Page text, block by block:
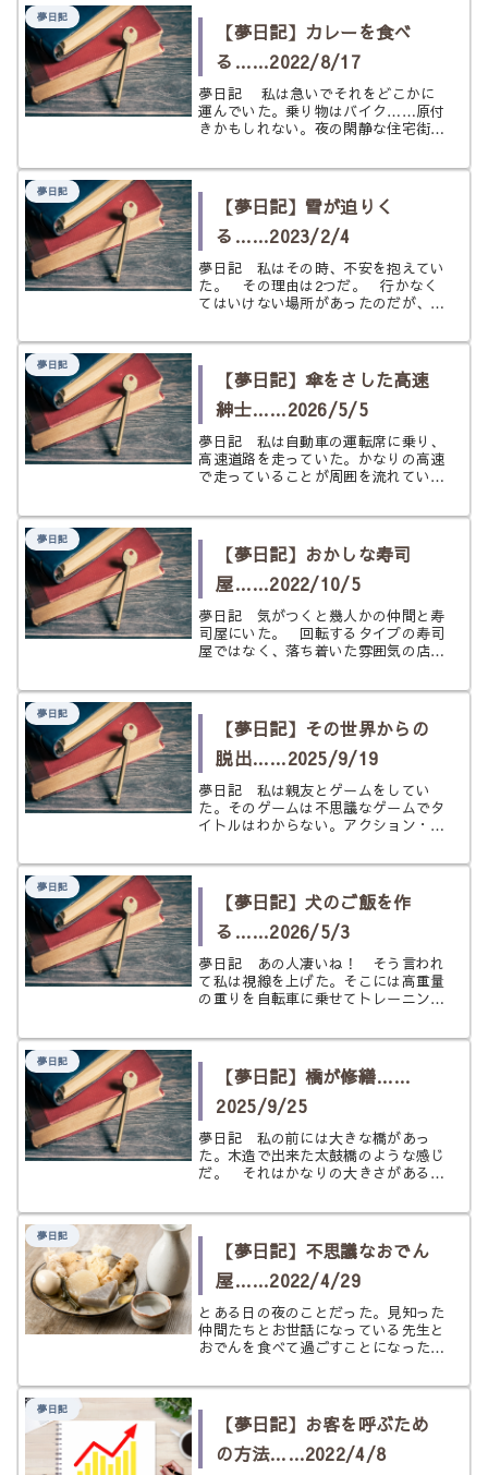
夢日記
【夢日記】カレーを食べ
る……2022/8/17
夢日記 私は急いでそれをどこかに
運んでいた。乗り物はバイク……原付
きかもしれない。夜の閑静な住宅街を
り着いた。 場面は変わり、大きな
はすでに完成間近のカレーだった。ど
う...
夢日記
【夢日記】雪が迫りく
る……2023/2/4
夢日記 私はその時、不安を抱えてい
た。 その理由は2つだ。 行かなく
てはいけない場所があったのだが、す
までにいつも乗っているバイクを置き
普通の道に置き去り）自転車でやって
き...
夢日記
【夢日記】傘をさした高速
紳士……2026/5/5
夢日記 私は自動車の運転席に乗り、
高速道路を走っていた。かなりの高速
で走っていることが周囲を流れていく
それほど大きくない。たぶん軽自動車
た。 どこに向かっているのか？ 特
に...
夢日記
【夢日記】おかしな寿司
屋……2022/10/5
夢日記 気がつくと幾人かの仲間と寿
司屋にいた。 回転するタイプの寿司
屋ではなく、落ち着いた雰囲気の店で
が握ってくれる。 その板前さんは私
そしたが、違和感は感じなかった。
...
夢日記
【夢日記】その世界からの
脱出……2025/9/19
夢日記 私は親友とゲームをしてい
た。そのゲームは不思議なゲームでタ
イトルはわからない。アクション・シ
な感じのゲームで、その登場人物にな
都市の中でいろいろな事件が起きて、
これ...
夢日記
【夢日記】犬のご飯を作
る……2026/5/3
夢日記 あの人凄いね！ そう言われ
て私は視線を上げた。そこには高重量
の重りを自転車に乗せてトレーニング
を自転車で登っていた。聞くところに
の荷重がされており、タイヤがほと
ん...
夢日記
【夢日記】橋が修繕……
2025/9/25
夢日記 私の前には大きな橋があっ
た。木造で出来た太鼓橋のような感じ
だ。 それはかなりの大きさがあるの
おそらく過去には朱色で塗られていた
ているし、当初あったであろう木目の
風合...
夢日記
【夢日記】不思議なおでん
屋……2022/4/29
とある日の夜のことだった。見知った
仲間たちとお世話になっている先生と
おでんを食べて過ごすことになった。
自転車でやってきたおでんの職人（料
二工夫して出してくれるのである。
夢日記
【夢日記】お客を呼ぶため
の方法……2022/4/8